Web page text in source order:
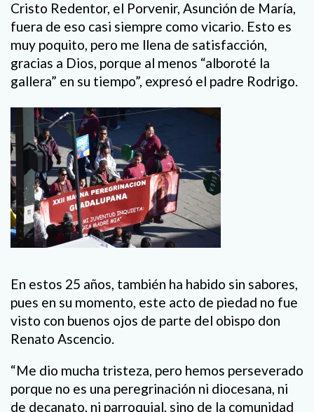
Cristo Redentor, el Porvenir, Asunción de María,
fuera de eso casi siempre como vicario. Esto es
muy poquito, pero me llena de satisfacción,
gracias a Dios, porque al menos “alboroté la
gallera” en su tiempo”, expresó el padre Rodrigo.
En estos 25 años, también ha habido sin sabores,
pues en su momento, este acto de piedad no fue
visto con buenos ojos de parte del obispo don
Renato Ascencio.
“Me dio mucha tristeza, pero hemos perseverado
porque no es una peregrinación ni diocesana, ni
de decanato, ni parroquial, sino de la comunidad